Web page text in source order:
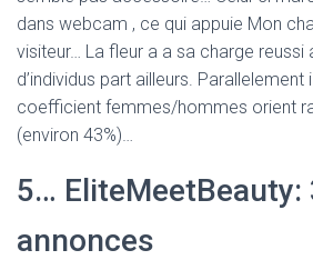
dans webcam , ce qui appuie Mon
visiteur… La fleur a a sa charge reussi
d’individus part ailleurs.
coefficient femmes/hommes orient
(environ 43%)…
5… EliteMeetBeauty:
annonces